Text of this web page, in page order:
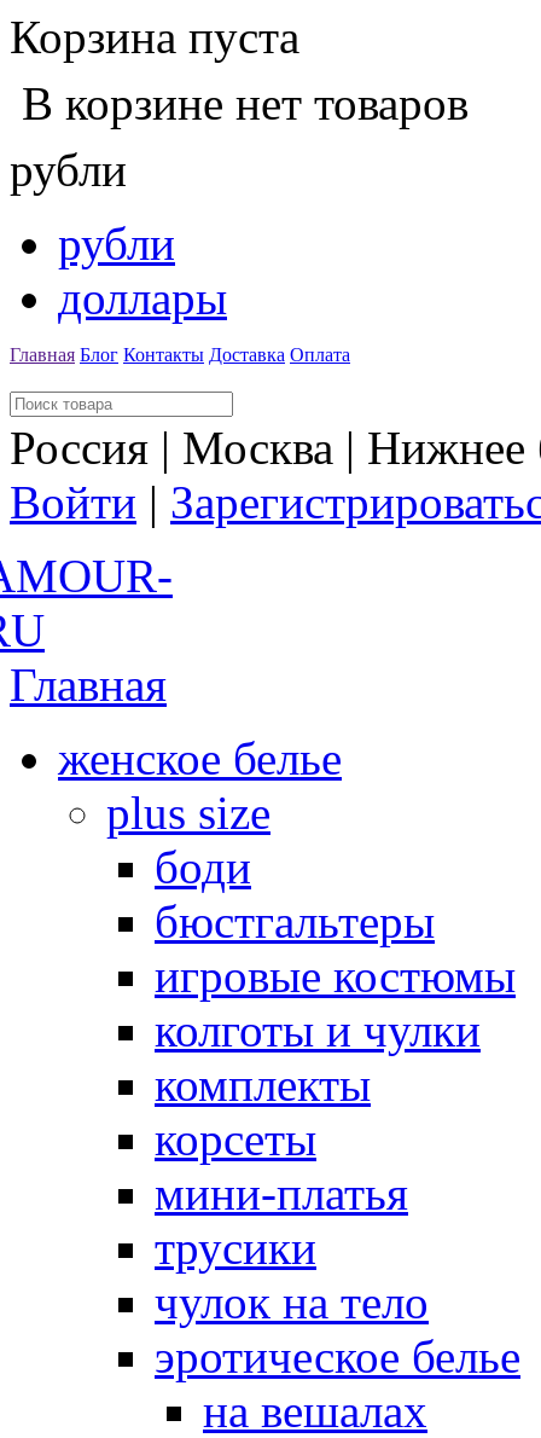
Корзина пуста
В корзине нет товаров
рубли
рубли
доллары
Главная Блог Контакты Доставка Оплата
Россия | Москва |
Войти |
Главная
женское белье
plus size
боди
бюстгальтеры
игровые костюмы
колготы и чулки
комплекты
корсеты
мини-платья
трусики
чулок на тело
эротическое белье
на вешалах